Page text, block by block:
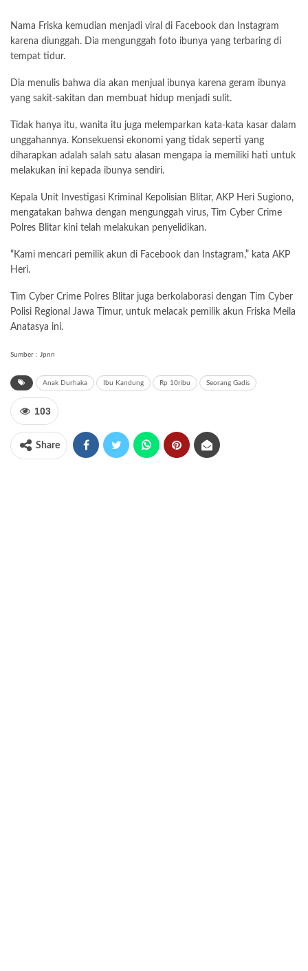
Nama Friska kemudian menjadi viral di Facebook dan Instagram
karena diunggah. Dia mengunggah foto ibunya yang terbaring di
tempat tidur.
Dia menulis bahwa dia akan menjual ibunya karena geram ibunya
yang sakit-sakitan dan membuat hidup menjadi sulit.
Tidak hanya itu, wanita itu juga melemparkan kata-kata kasar dalam
unggahannya. Konsekuensi ekonomi yang tidak seperti yang
diharapkan adalah salah satu alasan mengapa ia memiliki hati untuk
melakukan ini kepada ibunya sendiri.
Kepala Unit Investigasi Kriminal Kepolisian Blitar, AKP Heri Sugiono,
mengatakan bahwa dengan mengunggah virus, Tim Cyber Crime
Polres Blitar kini telah melakukan penyelidikan.
“Kami mencari pemilik akun di Facebook dan Instagram,” kata AKP
Heri.
Tim Cyber Crime Polres Blitar juga berkolaborasi dengan Tim Cyber
Polisi Regional Jawa Timur, untuk melacak pemilik akun Friska Meila
Anatasya ini.
Sumber : Jpnn
Anak Durhaka Ibu Kandung Rp 10ribu Seorang Gadis
103
Share